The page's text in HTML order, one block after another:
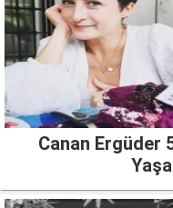
Canan Ergüder